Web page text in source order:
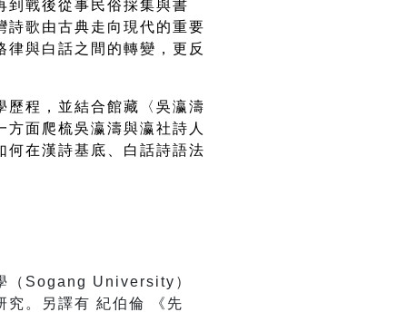
到戰後從事民俗採集與書
詩歌由古典走向現代的重要
與白話之間的轉變，更反
歷程，並結合館藏〈吳瀛濤
面爬梳吳瀛濤與瀛社詩人
何在漢詩基底、白話詩語法
（Sogang University）
究。另譯有 紀伯倫 《先